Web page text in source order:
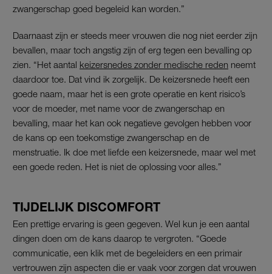
zwangerschap goed begeleid kan worden.”
Daarnaast zijn er steeds meer vrouwen die nog niet eerder zijn
bevallen, maar toch angstig zijn of erg tegen een bevalling op
zien. “Het aantal keizersnedes zonder medische reden neemt
daardoor toe. Dat vind ik zorgelijk. De keizersnede heeft een
goede naam, maar het is een grote operatie en kent risico’s
voor de moeder, met name voor de zwangerschap en
bevalling, maar het kan ook negatieve gevolgen hebben voor
de kans op een toekomstige zwangerschap en de
menstruatie. Ik doe met liefde een keizersnede, maar wel met
een goede reden. Het is niet de oplossing voor alles.”
TIJDELIJK DISCOMFORT
Een prettige ervaring is geen gegeven. Wel kun je een aantal
dingen doen om de kans daarop te vergroten. “Goede
communicatie, een klik met de begeleiders en een primair
vertrouwen zijn aspecten die er vaak voor zorgen dat vrouwen